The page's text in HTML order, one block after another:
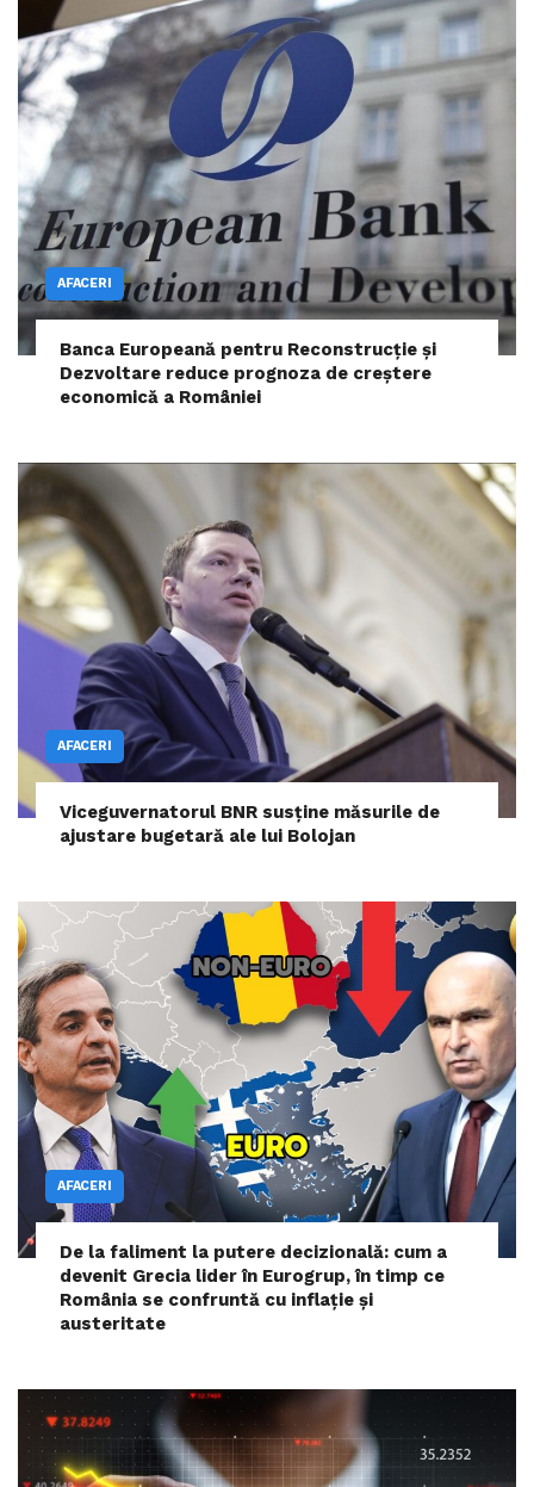
AFACERI
Banca Europeană pentru Reconstrucție și
Dezvoltare reduce prognoza de creștere
economică a României
AFACERI
Viceguvernatorul BNR susține măsurile de
ajustare bugetară ale lui Bolojan
AFACERI
De la faliment la putere decizională: cum a
devenit Grecia lider în Eurogrup, în timp ce
România se confruntă cu inflație și
austeritate